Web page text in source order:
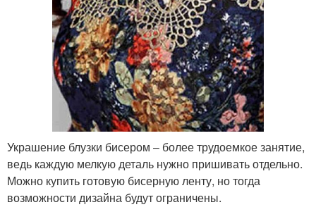
Украшение блузки бисером – более трудоемкое занятие,
ведь каждую мелкую деталь нужно пришивать отдельно.
Можно купить готовую бисерную ленту, но тогда
возможности дизайна будут ограничены.